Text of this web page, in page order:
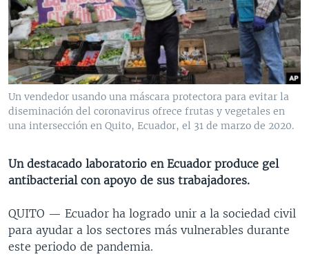
VENEZUELA
BRASIL
NICARAGUA
ECONOMÍA
ENTRETENIMIENTO Y CULTURA
TECNOLOGÍA
DEPORTES
CIENCIA Y SALUD
MULTIMEDIA
VIDEOS
FOTOGRAFÍA
AUDIOS
PROGRAMAS TV
EL MUNDO AL DÍA
FORO INTERAMERICANO
VISIÓN 360
PANORAMA
RADIO
AVANCE INFORMATIVO
AUDIONOTICIAS
ESTADOS UNIDOS AL DÍA
EL MUNDO AL DÍA [RADIO]
FORO [RADIO]
DEPORTIVO INTERNACIONAL
DIRECT
DOCUMENTALES DE LA VOA
SÍGANOS
Idiomas
Un vendedor usando una máscara protectora para evitar la
diseminación del coronavirus ofrece frutas y vegetales en
una intersección en Quito, Ecuador, el 31 de marzo de 2020.
Un destacado laboratorio en Ecuador produce gel
antibacterial con apoyo de sus trabajadores.
QUITO — Ecuador ha logrado unir a la sociedad civil
para ayudar a los sectores más vulnerables durante
este periodo de pandemia.